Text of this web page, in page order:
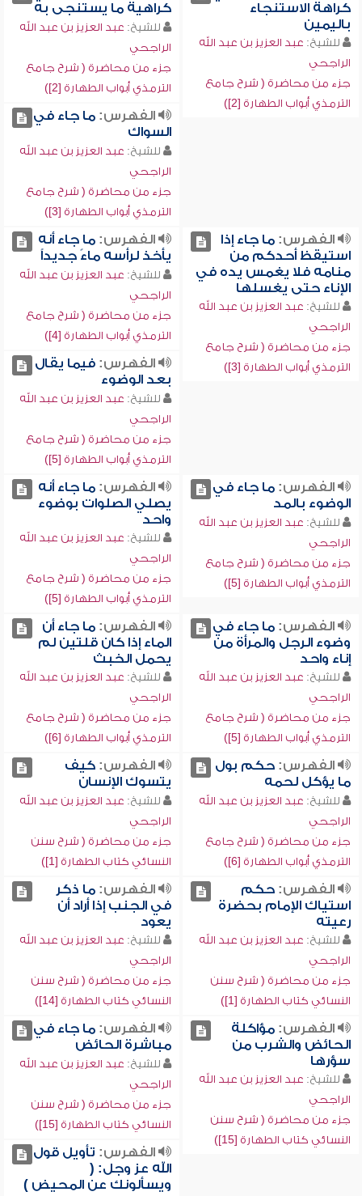
كراهة الاستنجاء
باليمين
للشيخ: عبد العزيز بن عبد الله
الراجحي
جزء من محاضرة ( شرح جامع
الترمذي أبواب الطهارة [2])
كراهية ما يستنجى به
للشيخ: عبد العزيز بن عبد الله
الراجحي
جزء من محاضرة ( شرح جامع
الترمذي أبواب الطهارة [2])
الفهرس:ما جاء في
السواك
للشيخ: عبد العزيز بن عبد الله
الراجحي
جزء من محاضرة ( شرح جامع
الترمذي أبواب الطهارة [3])
الفهرس:ما جاء إذا
استيقظ أحدكم من
منامه فلا يغمس يده في
الإناء حتى يغسلها
للشيخ: عبد العزيز بن عبد الله
الراجحي
جزء من محاضرة ( شرح جامع
الترمذي أبواب الطهارة [3])
الفهرس:ما جاء أنه
يأخذ لرأسه ماءً جديداً
للشيخ: عبد العزيز بن عبد الله
الراجحي
جزء من محاضرة ( شرح جامع
الترمذي أبواب الطهارة [4])
الفهرس:فيما يقال
بعد الوضوء
للشيخ: عبد العزيز بن عبد الله
الراجحي
جزء من محاضرة ( شرح جامع
الترمذي أبواب الطهارة [5])
الفهرس:ما جاء في
الوضوء بالمد
للشيخ: عبد العزيز بن عبد الله
الراجحي
جزء من محاضرة ( شرح جامع
الترمذي أبواب الطهارة [5])
الفهرس:ما جاء أنه
يصلي الصلوات بوضوء
واحد
للشيخ: عبد العزيز بن عبد الله
الراجحي
جزء من محاضرة ( شرح جامع
الترمذي أبواب الطهارة [5])
الفهرس:ما جاء في
وضوء الرجل والمرأة من
إناء واحد
للشيخ: عبد العزيز بن عبد الله
الراجحي
جزء من محاضرة ( شرح جامع
الترمذي أبواب الطهارة [5])
الفهرس:ما جاء أن
الماء إذا كان قلتين لم
يحمل الخبث
للشيخ: عبد العزيز بن عبد الله
الراجحي
جزء من محاضرة ( شرح جامع
الترمذي أبواب الطهارة [6])
الفهرس:حكم بول
ما يؤكل لحمه
للشيخ: عبد العزيز بن عبد الله
الراجحي
جزء من محاضرة ( شرح جامع
الترمذي أبواب الطهارة [6])
الفهرس:كيف
يتسوك الإنسان
للشيخ: عبد العزيز بن عبد الله
الراجحي
جزء من محاضرة ( شرح سنن
النسائي كتاب الطهارة [1])
الفهرس:حكم
استياك الإمام بحضرة
رعيته
للشيخ: عبد العزيز بن عبد الله
الراجحي
جزء من محاضرة ( شرح سنن
النسائي كتاب الطهارة [1])
الفهرس:ما ذكر
في الجنب إذا أراد أن
يعود
للشيخ: عبد العزيز بن عبد الله
الراجحي
جزء من محاضرة ( شرح سنن
النسائي كتاب الطهارة [14])
الفهرس:مؤاكلة
الحائض والشرب من
سؤرها
للشيخ: عبد العزيز بن عبد الله
الراجحي
جزء من محاضرة ( شرح سنن
النسائي كتاب الطهارة [15])
الفهرس:ما جاء في
مباشرة الحائض
للشيخ: عبد العزيز بن عبد الله
الراجحي
جزء من محاضرة ( شرح سنن
النسائي كتاب الطهارة [15])
الفهرس: تأويل قول
الله عز وجل: (
ويسألونك عن المحيض )